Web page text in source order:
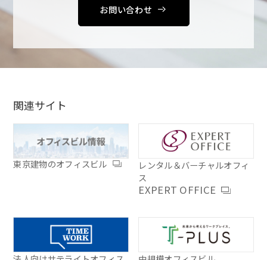
お問い合わせ
関連サイト
東京建物のオフィスビル
レンタル＆バーチャルオフィ
ス
EXPERT OFFICE